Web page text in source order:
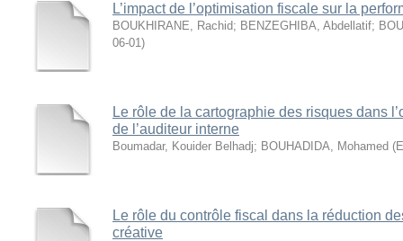
L’impact de l’optimisation fiscale sur la
BOUKHIRANE, Rachid; BENZEGHIBA, Abdellatif;
06-01)
Le rôle de la cartographie des risques dans
de l’auditeur interne
Boumadar, Kouider Belhadj; BOUHADIDA, Mohamed
Le rôle du contrôle fiscal dans la réduction
créative